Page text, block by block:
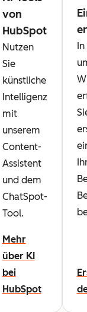
von
HubSpot
Nutzen
Sie
künstliche
Intelligenz
mit
unserem
Content-
Assistent
und dem
ChatSpot-
Tool.
Mehr
über KI
bei
HubSpot